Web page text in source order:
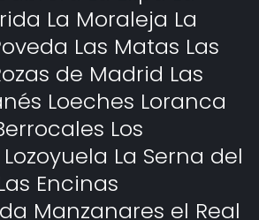
La Moraleja La
Las Matas Las
de Madrid Las
Loeches Loranca
Los
La Serna del
Encinas
Manzanares el Real